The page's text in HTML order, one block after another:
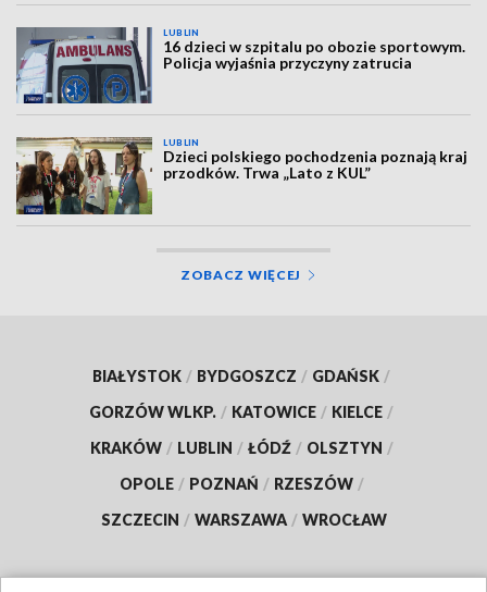
LUBLIN
16 dzieci w szpitalu po obozie sportowym.
Policja wyjaśnia przyczyny zatrucia
LUBLIN
Dzieci polskiego pochodzenia poznają kraj
przodków. Trwa „Lato z KUL”
ZOBACZ WIĘCEJ
BIAŁYSTOK / BYDGOSZCZ / GDAŃSK /
GORZÓW WLKP. / KATOWICE / KIELCE /
KRAKÓW / LUBLIN / ŁÓDŹ / OLSZTYN /
OPOLE / POZNAŃ / RZESZÓW /
SZCZECIN / WARSZAWA / WROCŁAW